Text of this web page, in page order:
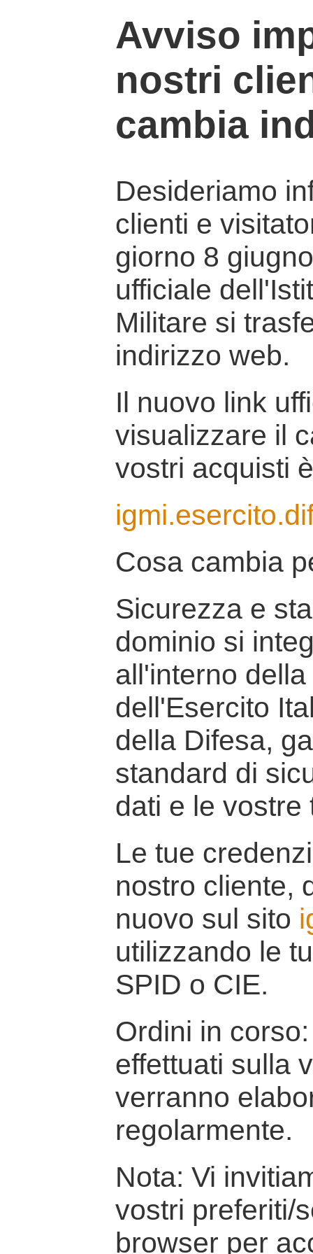
Avviso
nostri
cambia
Desideriamo
clienti e
giorno 8
ufficiale
Militare si
indirizzo web.
Il nuovo link
visualizzare il
vostri acquisti
Cosa cambia
Sicurezza e
dominio si
all'interno
dell'Esercito
della Difesa,
standard di
dati e le vostre
Le tue
nostro cliente,
nuovo sul sito
utilizzando le
SPID o CIE.
Ordini in
effettuati sulla
verranno
regolarmente.
Nota: Vi
vostri preferiti/
browser per